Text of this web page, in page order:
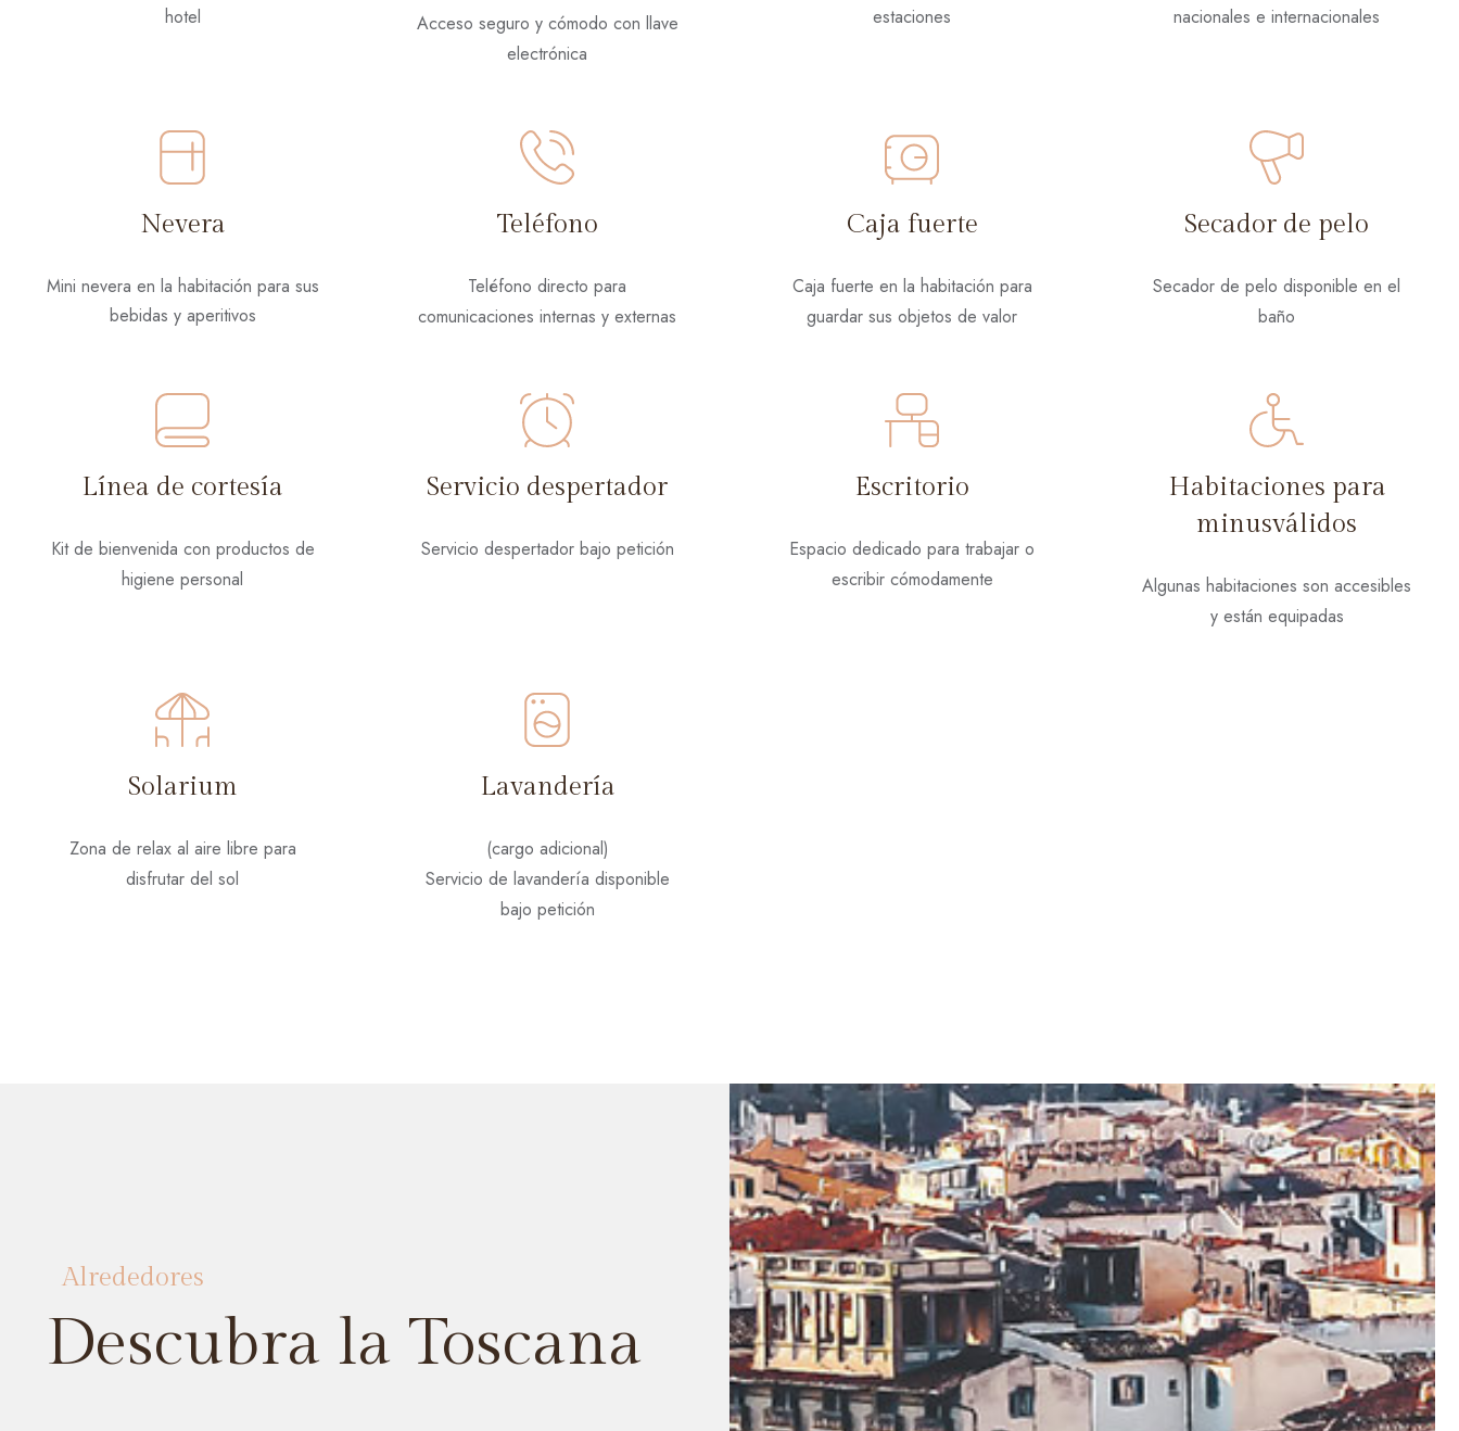
hotel
Acceso seguro y cómodo con llave
electrónica
estaciones
nacionales e internacionales
Nevera
Mini nevera en la habitación para sus
bebidas y aperitivos
Teléfono
Teléfono directo para
comunicaciones internas y externas
Caja fuerte
Caja fuerte en la habitación para
guardar sus objetos de valor
Secador de pelo
Secador de pelo disponible en el
baño
Línea de cortesía
Kit de bienvenida con productos de
higiene personal
Servicio despertador
Servicio despertador bajo petición
Escritorio
Espacio dedicado para trabajar o
escribir cómodamente
Habitaciones para
minusválidos
Algunas habitaciones son accesibles
y están equipadas
Solarium
Zona de relax al aire libre para
disfrutar del sol
Lavandería
(cargo adicional)
Servicio de lavandería disponible
bajo petición
Alrededores
Descubra la Toscana